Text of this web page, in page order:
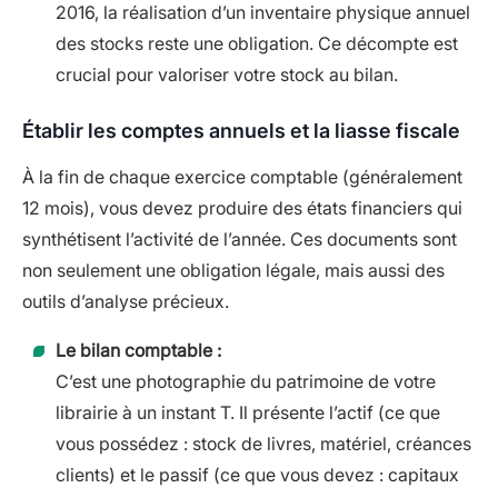
2016, la réalisation d’un inventaire physique annuel
des stocks reste une obligation. Ce décompte est
crucial pour valoriser votre stock au bilan.
Établir les comptes annuels et la liasse fiscale
À la fin de chaque exercice comptable (généralement
12 mois), vous devez produire des états financiers qui
synthétisent l’activité de l’année. Ces documents sont
non seulement une obligation légale, mais aussi des
outils d’analyse précieux.
Le bilan comptable :
C’est une photographie du patrimoine de votre
librairie à un instant T. Il présente l’actif (ce que
vous possédez : stock de livres, matériel, créances
clients) et le passif (ce que vous devez : capitaux